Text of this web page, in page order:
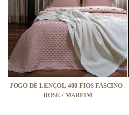
JOGO DE LENÇOL 400 FIOS FASCINO -
ROSE / MARFIM